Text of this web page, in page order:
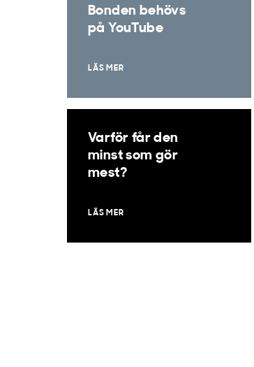
Bonden behövs
på YouTube
LÄS MER
Varför får den
minst som gör
mest?
LÄS MER